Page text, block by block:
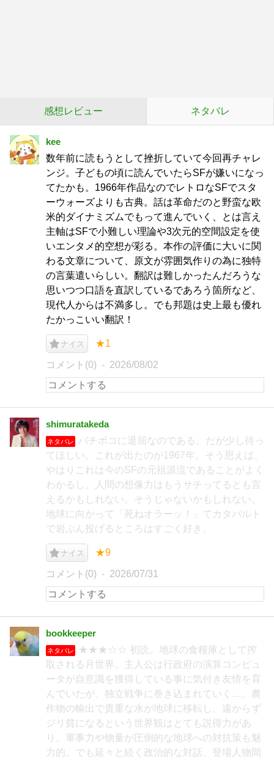
感想レビュー ネタバレ
kee
数年前に読もうとして挫折していて今回再チャレ
ンジ。子どもの頃に読んでいたらSFが嫌いになっ
てたかも。1966年作品なのでレトロなSFでスタ
ーウォーズよりも古典。話は革命だのと野蛮な欧
米的ダイナミズムでもって進んでいく、とは言え
主軸はSFで小難しい理論や3次元的空間設定を使
いエンタメ的空想が彩る。本作の評価に大いに関
わる文章について、原文が雰囲気作りの為に独特
の言葉遣いらしい。翻訳は難しかったんだろうな
思いつつ口語を直訳しているであろう箇所など、
現代人からは不満多し。でも邦題は史上最も優れ
たかっこいい翻訳！
ナイス ★1
コメント(0) 2026/08/02
shimuratakeda
ネタバレ
バチボコに退屈なのである。だが少し待っ
てほしい。これが出たのが1967年。そう思えば、
やはりこれは今のSFの元祖源流であることがよく
わかるし、人間の想像力はもうサチってるとも言
えるかもしれない。そうじゃないかもしれない。
地球に向かって「死ねオラーッ！」てカタパルト
で岩ぶん投げるところはすごく好き。
ナイス ★9
コメント(0) 2026/07/31
bookkeeper
ネタバレ
★★★☆☆ 初読。地球の食糧庫として搾
取される月世界。主人公は行政府の演算コンピュ
ータが自意識を獲得している事に気付き友情を育
んでいたが、独立戦争に巻き込まれていく…。農
作物の輸出で貴重な水が地球に移転し、遠からず
ジリ貧になるという世界観はとても説得力があ
り、軍事力や物量が圧倒的な地球への対抗策も魅
力的。でも延々と続く政治的な対話、登場人物間